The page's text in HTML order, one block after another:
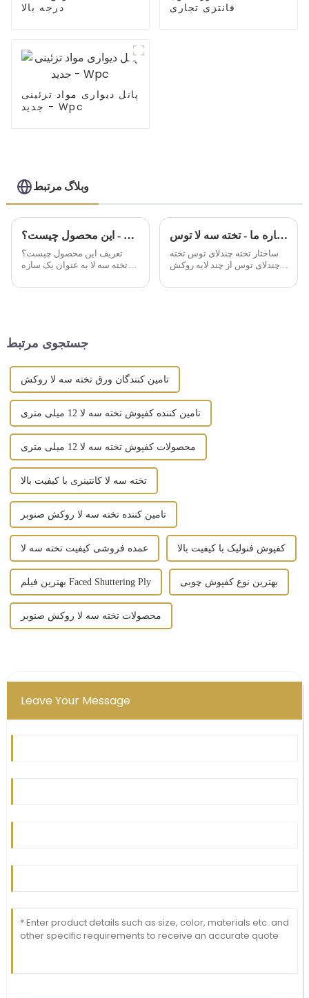
درجه بالا
فانتزی تجاری
پانل دیواری مواد تزئینی
جدید - Wpc
وبلاگ مرتبط
تخته سه لا با فیلم - این محصول چیست؟
تعریف این محصول چیست؟
تخته سه لا به عنوان یک سازه
پیدایش راحتی زیادی برای
محصول ستاره ما - تخته سه لا توس
ساختار تخته چندلای توس تخته
چندلای توس از چند لایه روکش
ترین دو لایه صورت و پشت و لایه
جستجوی مرتبط
تامین کنندگان ورق تخته سه لا روکش
تامین کننده کفپوش تخته سه لا 12 میلی متری
محصولات کفپوش تخته سه لا 12 میلی متری
تخته سه لا کانتینری با کیفیت بالا
تامین کننده تخته سه لا روکش صنوبر
عمده فروشی کیفیت تخته سه لا کفپوش فنولیک با کیفیت بالا
بهترین فیلم Faced Shuttering Ply بهترین نوع کفپوش چوبی
محصولات تخته سه لا روکش صنوبر
Leave Your Message